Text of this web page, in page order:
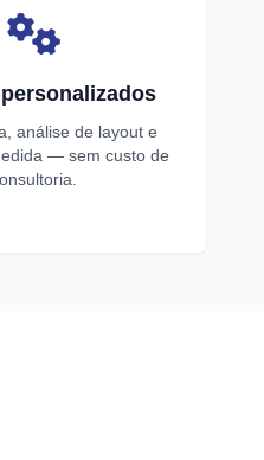
análise de layout e
— sem custo de